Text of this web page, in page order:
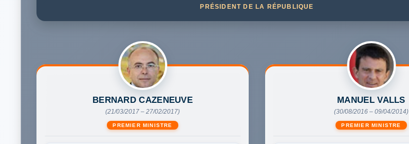
PRÉSIDENT DE LA RÉPUBLIQUE
BERNARD CAZENEUVE
(21/03/2017 – 27/02/2017)
PREMIER MINISTRE
MANUEL VALLS
(30/08/2016 – 09/04/2014)
PREMIER MINISTRE